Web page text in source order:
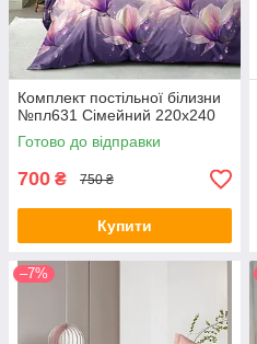
Комплект постільної білизни
№пл631 Сімейний 220х240
Готово до відправки
700 ₴ 750 ₴
Купити
–7%